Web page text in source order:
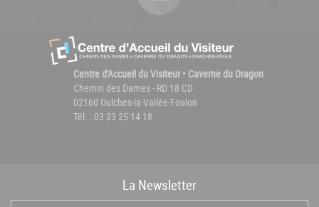
Centre d'Accueil du Visiteur • Caverne du Dragon
Chemin des Dames - RD 18 CD
02160 Oulches-la-Vallée-Foulon
Tél. : 03 23 25 14 18
La Newsletter